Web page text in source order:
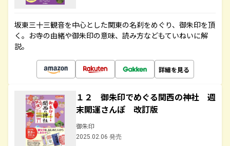
坂東三十三観音を中心とした関東の名刹をめぐり、御朱印を頂
く。お寺の由緒や御朱印の意味、読み方などもていねいに解
説。
詳細を見る
１２ 御朱印でめぐる関西の神社 週
末開運さんぽ 改訂版
御朱印
2025.02.06 発売